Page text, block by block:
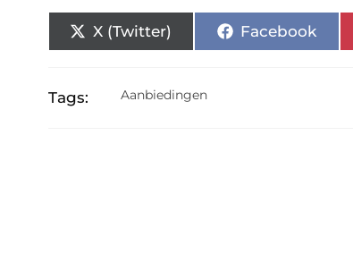
X (Twitter) Facebook
Tags: Aanbiedingen